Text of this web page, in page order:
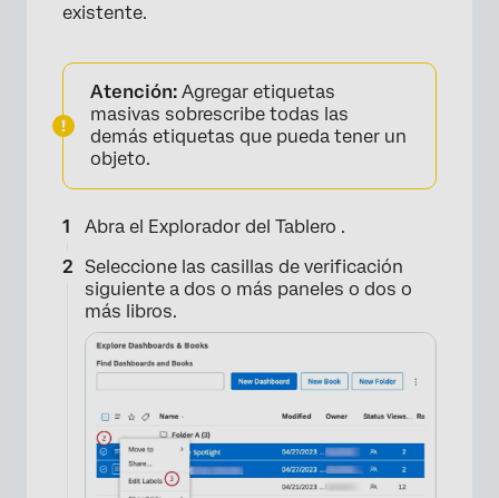
existente.
Atención: Agregar etiquetas
masivas sobrescribe todas las
demás etiquetas que pueda tener un
objeto.
Abra el Explorador del Tablero .
Seleccione las casillas de verificación
siguiente a dos o más paneles o dos o
más libros.